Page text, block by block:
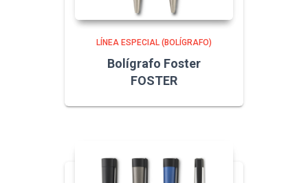
LÍNEA ESPECIAL (BOLÍGRAFO)
Bolígrafo Foster
FOSTER